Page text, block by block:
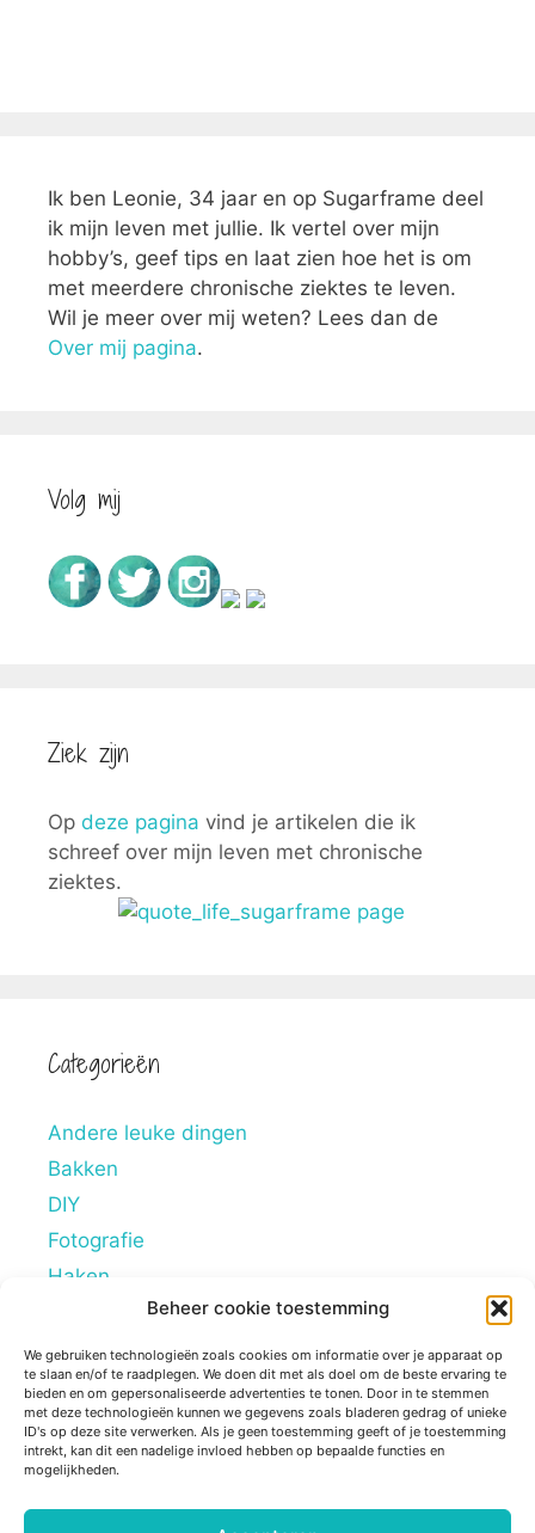
Beheer cookie toestemming
We gebruiken technologieën zoals cookies om informatie over je apparaat op
te slaan en/of te raadplegen. We doen dit met als doel om de beste ervaring te
bieden en om gepersonaliseerde advertenties te tonen. Door in te stemmen
met deze technologieën kunnen we gegevens zoals bladeren gedrag of unieke
ID's op deze site verwerken. Als je geen toestemming geeft of je toestemming
intrekt, kan dit een nadelige invloed hebben op bepaalde functies en
mogelijkheden.
Ik ben Leonie, 34 jaar en op Sugarframe deel
ik mijn leven met jullie. Ik vertel over mijn
hobby’s, geef tips en laat zien hoe het is om
met meerdere chronische ziektes te leven.
Wil je meer over mij weten? Lees dan de
Over mij pagina.
Volg mij
Ziek zijn
Op deze pagina vind je artikelen die ik
schreef over mijn leven met chronische
ziektes.
Categorieën
Andere leuke dingen
Bakken
DIY
Fotografie
Haken
Lifestyle
Mindstyle
Overig
Persoonlijke blogs